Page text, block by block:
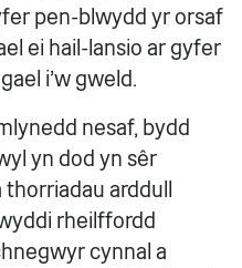
pen-blwydd yr orsaf
ei hail-lansio ar gyfer
i'w gweld.
nesaf, bydd
yn dod yn sêr
arddull
rheilffordd
cynnal a